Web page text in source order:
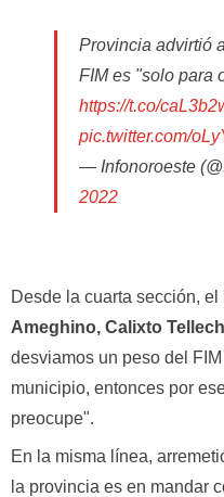
Provincia advirtió
FIM es "solo para
https://t.co/
pic.twitter.com/
— Infonoroeste
2022
Desde la cuarta sección,
Ameghino, Calixto
desviamos un peso del
municipio, entonces por
preocupe".
En la misma línea,
la provincia es en mandar